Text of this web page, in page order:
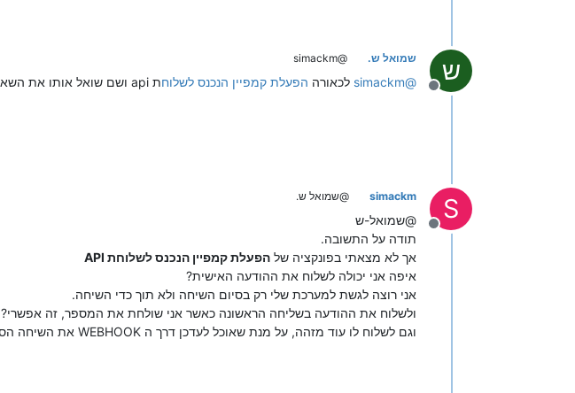
ש
מנותק
שמואל ש. @simackm
@
simackm לכאורה הפעלת קמפיין הנכנס לשלוחת api ושם שואל אותו את השאלה וההקשה נשלחת לשרת
S
מנותק
simackm @שמואל ש.
@שמואל-ש
תודה על התשובה.
אך לא מצאתי בפונקציה של הפעלת קמפיין הנכנס לשלוחת API
איפה אני יכולה לשלוח את ההודעה האישית?
אני רוצה לגשת למערכת שלי רק בסיום השיחה ולא תוך כדי השיחה.
ולשלוח את ההודעה בשליחה הראשונה כאשר אני שולחת את המספר, זה אפשרי?
וגם לשלוח לו עוד מזהה, על מנת שאוכל לעדכן דרך ה WEBHOOK את השיחה הספיצית שלי מה הלקוח לחץ.